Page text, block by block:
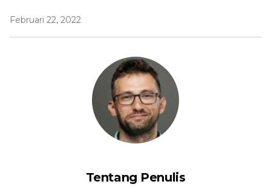
Februari 22, 2022
Tentang Penulis